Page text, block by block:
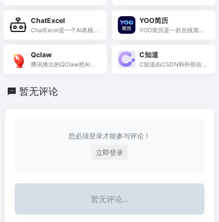
ChatExcel
ChatExcel是一个AI表格
变得更加直观和用户友
好，有望成为职场中处理
YOO简历
YOO简历是一款在线简历
一站式的简历制作和求职
服务，简化求职流程，提
Qclaw
腾讯推出的QClaw把AI智
能远程操控电脑、自动处
C知道
C知道由CSDN和外部合
暂无评论
您必须登录才能参与评论！
立即登录
暂无评论...